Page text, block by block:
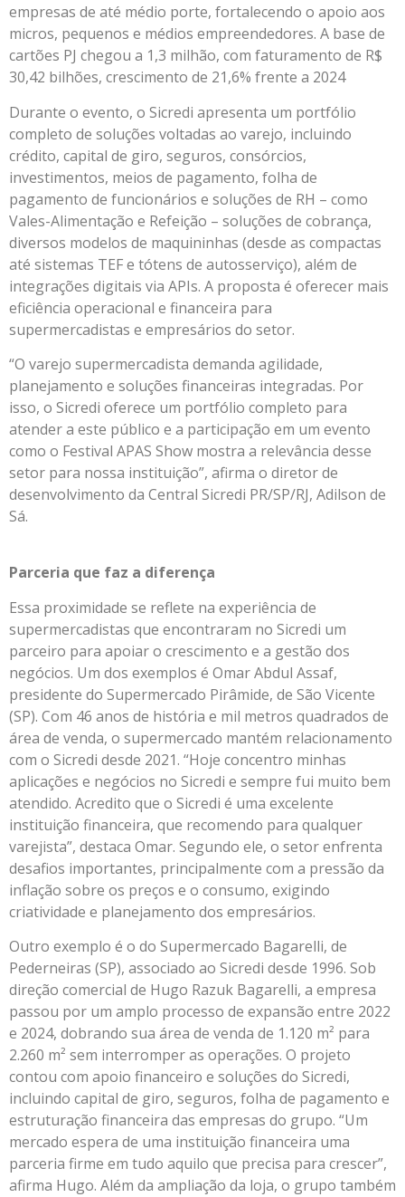
empresas de até médio porte, fortalecendo o apoio aos
micros, pequenos e médios empreendedores. A base de
cartões PJ chegou a 1,3 milhão, com faturamento de R$
30,42 bilhões, crescimento de 21,6% frente a 2024
Durante o evento, o Sicredi apresenta um portfólio
completo de soluções voltadas ao varejo, incluindo
crédito, capital de giro, seguros, consórcios,
investimentos, meios de pagamento, folha de
pagamento de funcionários e soluções de RH – como
Vales-Alimentação e Refeição – soluções de cobrança,
diversos modelos de maquininhas (desde as compactas
até sistemas TEF e tótens de autosserviço), além de
integrações digitais via APIs. A proposta é oferecer mais
eficiência operacional e financeira para
supermercadistas e empresários do setor.
“O varejo supermercadista demanda agilidade,
planejamento e soluções financeiras integradas. Por
isso, o Sicredi oferece um portfólio completo para
atender a este público e a participação em um evento
como o Festival APAS Show mostra a relevância desse
setor para nossa instituição”, afirma o diretor de
desenvolvimento da Central Sicredi PR/SP/RJ, Adilson de
Sá.
Parceria que faz a diferença
Essa proximidade se reflete na experiência de
supermercadistas que encontraram no Sicredi um
parceiro para apoiar o crescimento e a gestão dos
negócios. Um dos exemplos é Omar Abdul Assaf,
presidente do Supermercado Pirâmide, de São Vicente
(SP). Com 46 anos de história e mil metros quadrados de
área de venda, o supermercado mantém relacionamento
com o Sicredi desde 2021. “Hoje concentro minhas
aplicações e negócios no Sicredi e sempre fui muito bem
atendido. Acredito que o Sicredi é uma excelente
instituição financeira, que recomendo para qualquer
varejista”, destaca Omar. Segundo ele, o setor enfrenta
desafios importantes, principalmente com a pressão da
inflação sobre os preços e o consumo, exigindo
criatividade e planejamento dos empresários.
Outro exemplo é o do Supermercado Bagarelli, de
Pederneiras (SP), associado ao Sicredi desde 1996. Sob
direção comercial de Hugo Razuk Bagarelli, a empresa
passou por um amplo processo de expansão entre 2022
e 2024, dobrando sua área de venda de 1.120 m² para
2.260 m² sem interromper as operações. O projeto
contou com apoio financeiro e soluções do Sicredi,
incluindo capital de giro, seguros, folha de pagamento e
estruturação financeira das empresas do grupo. “Um
mercado espera de uma instituição financeira uma
parceria firme em tudo aquilo que precisa para crescer”,
afirma Hugo. Além da ampliação da loja, o grupo também